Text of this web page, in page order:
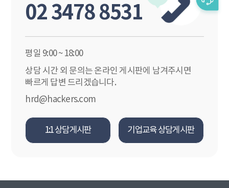
02 3478 8531
평일 9:00 ~ 18:00
상담 시간 외 문의는 온라인 게시판에 남겨주시면
빠르게 답변 드리겠습니다.
hrd@hackers.com
1:1 상담게시판 기업교육 상담게시판